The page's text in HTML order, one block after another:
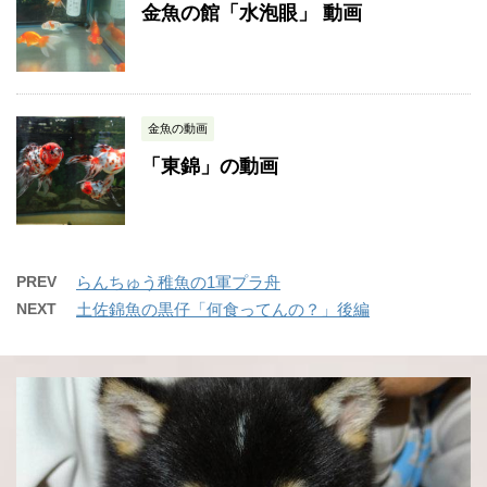
金魚の館「水泡眼」 動画
金魚の動画
「東錦」の動画
PREV らんちゅう稚魚の1軍プラ舟
NEXT 土佐錦魚の黒仔「何食ってんの？」後編